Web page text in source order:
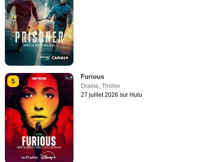
5
Furious
Drame,Thriller
27 juillet 2026 sur Hulu